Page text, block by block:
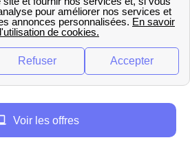
Traitement des avis
eligibilite.fr 2026 – Tous
Voir les offres